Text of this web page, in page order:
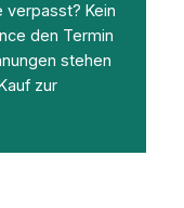
verpasst? Kein
den Termin
stehen
zur